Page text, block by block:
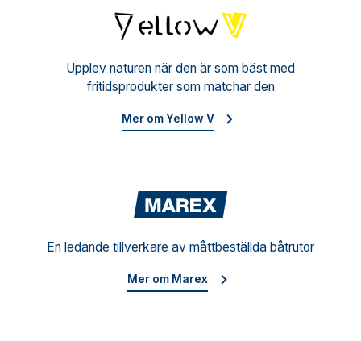
Upplev naturen när den är som bäst med
fritidsprodukter som matchar den
Mer om Yellow V
En ledande tillverkare av måttbeställda båtrutor
Mer om Marex